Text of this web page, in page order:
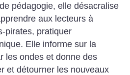
pédagogie, elle désacralise
aux lecteurs à
pirates, pratiquer
Elle informe sur la
les ondes et donne des
et détourner les nouveaux